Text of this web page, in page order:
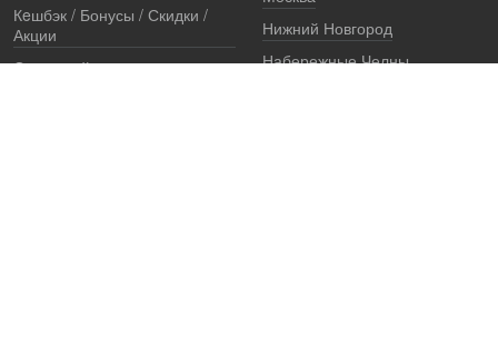
Кeшбэк / Бонусы / Скидки /
Акции
Остерегайтесь подделок
Нижний Новгород
Набережные Челны